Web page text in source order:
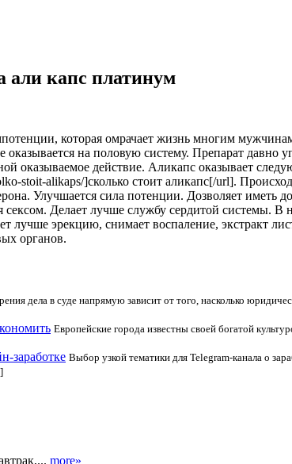
али капс платинум
которая омрачает жизнь многим
оказывается на половую систему. Препарат давно
оказываемое действие. Аликапс оказывает
stoit-alikaps/]сколько стоит аликапс[/url].
Улучшается сила потенции. Дозволяет
Делает лучше службу сердитой системы. В
лучше эрекцию, снимает воспаление, экстракт
органов.
дела в суде напрямую зависит от того, насколько
Европейские города известны своей богатой
заработке Выбор узкой тематики для Telegram-канала о
more»